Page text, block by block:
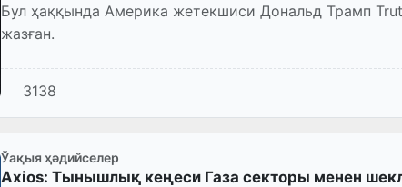
Бул ҳаққында Америка жетекшиси Дональд Трамп
жазған.
3138
Ўақыя ҳәдийселер
Axios: Тынышлық кеңеси Газа секторы менен